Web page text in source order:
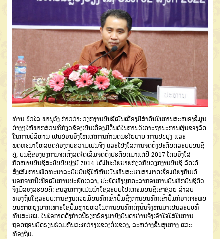
ທ່ານ ບົວໄລ ພານຸວົງ ກ່າວວ່າ: ວຽກງານບັນຊີເປັນເຄື່ອງມືສຳຄັນໃນການສະໜອງຂໍ້ມູນ
ຕ່າງໆໃຫ້ພາກສ່ວນທີ່ກ່ຽວຂ້ອງເປັນເຄື່ອງມືຕົ້ນຕໍໃນການວິເຄາະຖານະການເງິນຂອງລັດ
ໃນການບໍລິຫານ ເປັນບ່ອນອີງໃຫ້ແກ່ການກໍານົດນະໂຍບາຍ ການປັບປຸງ ແລະ
ພັດທະນາໃຫ້ສອດຄ່ອງກັບຄວາມເປັນຈິງ ແລະໂປ່ງໃສການຈັດຕັ້ງປະຕິບັດລະບົບບັນຊີ
ຄູ່, ບັນຊີຂອງອົງການຈັດຕັ້ງລັດໄດ້ເລີ່ມຈັດຕັ້ງປະຕິບັດມາແຕ່ປີ 2017 ໂດຍອີງໃສ່
ກົດໝາຍບັນຊີສະບັບປັບປຸງປີ 2014 ໄດ້ມີນະໂຍບາຍກ່ຽວກັບວຽກງານບັນຊີ ລັດໄດ້
ສົ່ງເສີມການພັດທະນາລະບົບບັນຊີໃຫ້ຫັນເປັນທັນສະໄໝສາມາດເຊື່ອມໂຍງກັນໄດ້
ນອກຈາກນີ້ເພື່ອເປັນການປະຢັດເວລາ, ປະຢັດທັງບຸກຄະລາກອນການບັນທຶກບັນຊີຕົວ
ຈິງມີສອງລະບົບຄື: ຂັ້ນສູນກາງແມ່ນນໍາໃຊ້ລະບົບໂປແກຣມບັນຊີເຂົ້າຊ່ວຍ ສໍາລັບ
ທ້ອງຖິ່ນໃຊ້ລະບົບການຂຽນດ້ວຍມືບັນທຶກເຂົ້າປຶ້ມຊຶ່ງການບັນທຶກເຂົ້າປຶ້ມກໍອາດຈະພົບ
ບັນຫາຫຍຸ້ງຍາກເພາະໃຊ້ປຶ້ມຫຼາຍຫົວໃນການບັນທຶກດັ່ງນັ້ນຈຶ່ງຫັນມາເປັນລະບົບທີ່
ທັນສະໄໝ. ໃນໂອກາດດັ່ງກ່າວນີ້ຮຽກຮ້ອງມາຍັງບັນດາທ່ານຈົ່ງເອົາໃຈໃສ່ໃນການ
ຖອດຖອນບົດຮຽນຮ່ວມກັນລະຫວ່າງແຂວງຕໍ່ແຂວງ, ລະຫວ່າງຂັ້ນສູນກາງ ແລະ
ທ້ອງຖິ່ນ.